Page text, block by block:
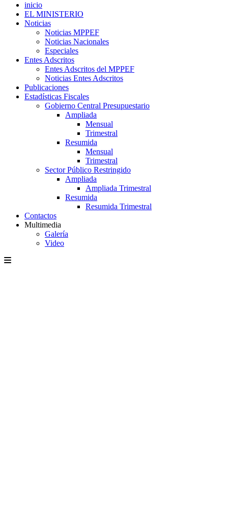
inicio
EL MINISTERIO
Noticias
Noticias MPPEF
Noticias Nacionales
Especiales
Entes Adscritos
Entes Adscritos del MPPEF
Noticias Entes Adscritos
Publicaciones
Estadísticas Fiscales
Gobierno Central Presupuestario
Ampliada
Mensual
Trimestral
Resumida
Mensual
Trimestral
Sector Público Restringido
Ampliada
Ampliada Trimestral
Resumida
Resumida Trimestral
Contactos
Multimedia
Galería
Video